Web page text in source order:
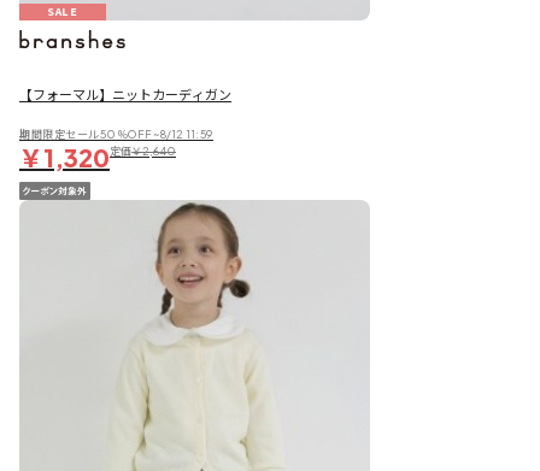
SALE
【フォーマル】ニットカーディガン
期間限定セール50％OFF~8/12 11:59
￥1,320定価￥2,640